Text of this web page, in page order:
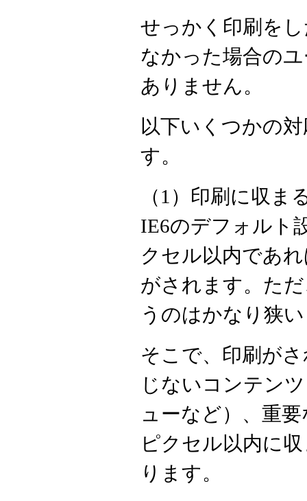
せっかく印刷を
なかった場合の
ありません。
以下いくつかの
す。
（1）印刷に収ま
IE6のデフォルト
クセル以内であ
がされます。た
うのはかなり狭
そこで、印刷が
じないコンテン
ューなど）、重
ピクセル以内に
ります。